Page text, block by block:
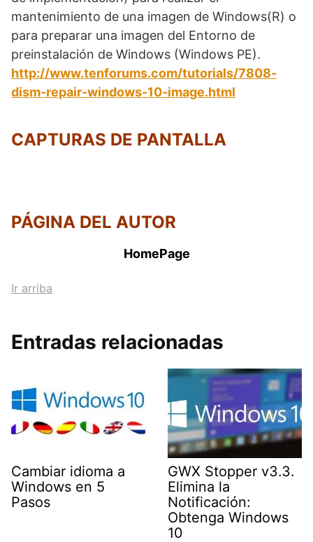
mantenimiento de una imagen de Windows(R) o
para preparar una imagen del Entorno de
preinstalación de Windows (Windows PE).
http://www.tenforums.com/tutorials/7808-
dism-repair-windows-10-image.html
CAPTURAS DE PANTALLA
PÁGINA DEL AUTOR
HomePage
Ir arriba
Entradas relacionadas
Cambiar idioma a
Windows en 5
Pasos
GWX Stopper v3.3.
Elimina la
Notificación:
Obtenga Windows
10